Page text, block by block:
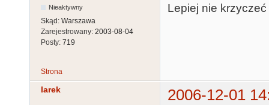
Nieaktywny
Skąd: Warszawa
Zarejestrowany: 2003-08-04
Posty: 719
Lepiej nie
Strona
larek 2006-12-01